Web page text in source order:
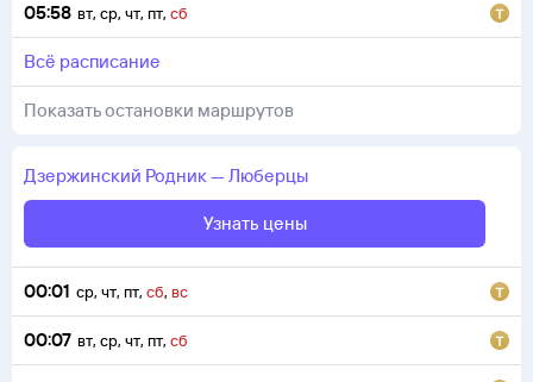
05:58 вт, ср, чт, пт, сб
всё расписание
Показать остановки маршрутов
Дзержинский Родник—Люберцы
Узнать цены
00:01 ср, чт, пт, сб, вс
00:07 вт, ср, чт, пт, сб